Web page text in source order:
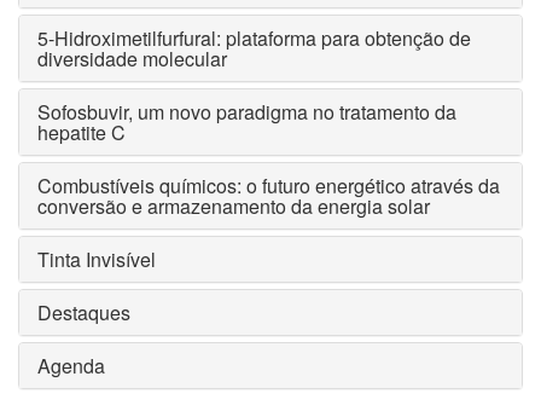
5-Hidroximetilfurfural: plataforma para obtenção de
diversidade molecular
Sofosbuvir, um novo paradigma no tratamento da
hepatite C
Combustíveis químicos: o futuro energético através da
conversão e armazenamento da energia solar
Tinta Invisível
Destaques
Agenda